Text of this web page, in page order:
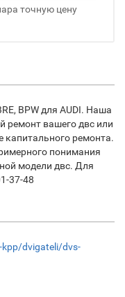
точную цену
BPW для AUDI. Наша
ремонт вашего двс или
капитального ремонта.
понимания
модели двс. Для
37-48
dvigateli/dvs-